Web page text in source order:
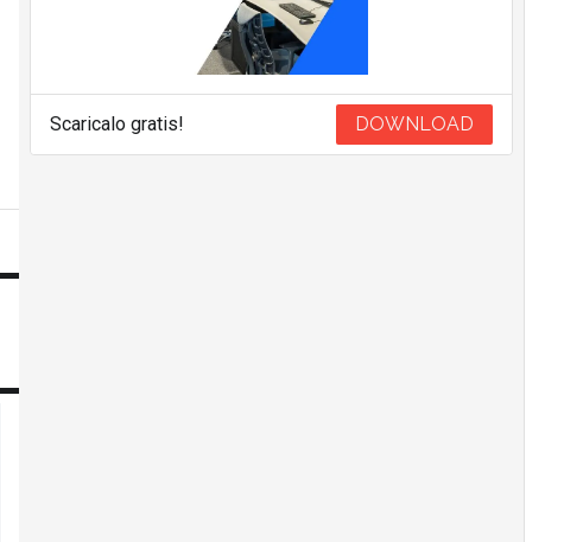
Scaricalo gratis! DOWNLOAD